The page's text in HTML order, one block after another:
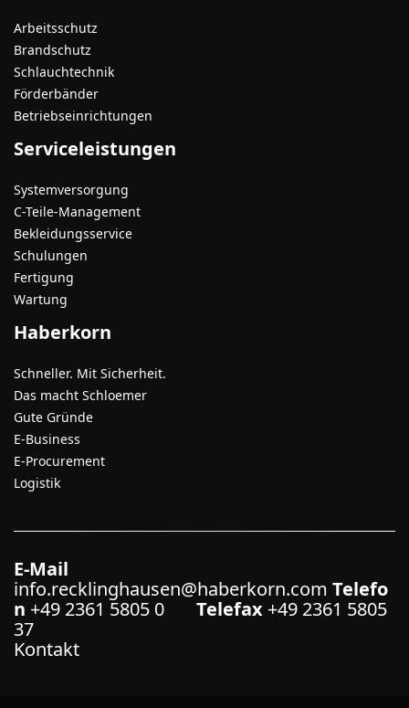
Arbeitsschutz
Brandschutz
Schlauchtechnik
Förderbänder
Betriebseinrichtungen
Serviceleistungen
Systemversorgung
C-Teile-Management
Bekleidungsservice
Schulungen
Fertigung
Wartung
Haberkorn
Schneller. Mit Sicherheit.
Das macht Schloemer
Gute Gründe
E-Business
E-Procurement
Logistik
E-Mail
info.recklinghausen@haberkorn.com Telefo
n +49 2361 5805 0 Telefax +49 2361 5805
37
Kontakt